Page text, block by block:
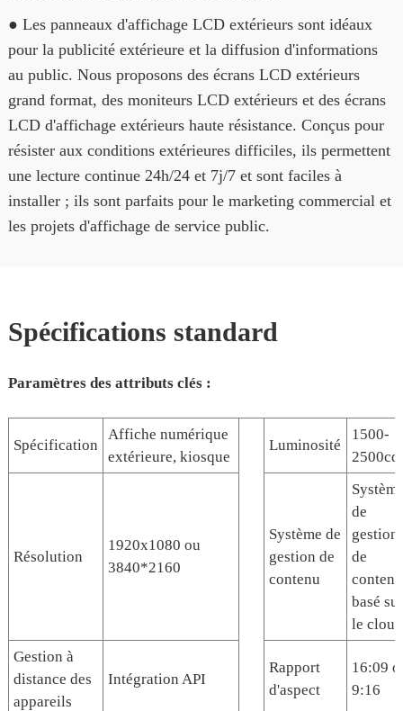
● Les panneaux d'affichage LCD extérieurs sont idéaux
pour la publicité extérieure et la diffusion d'informations
au public. Nous proposons des écrans LCD extérieurs
grand format, des moniteurs LCD extérieurs et des écrans
LCD d'affichage extérieurs haute résistance. Conçus pour
résister aux conditions extérieures difficiles, ils permettent
une lecture continue 24h/24 et 7j/7 et sont faciles à
installer ; ils sont parfaits pour le marketing commercial et
les projets d'affichage de service public.
Spécifications standard
Paramètres des attributs clés :
Spécification
Affiche numérique
extérieure, kiosque
Luminosité
1500-
2500cd
Résolution
1920x1080 ou
3840*2160
Système de
gestion de
contenu
de
gestion
de
contenu
basé sur
le cloud
Gestion à
distance des
appareils
Intégration API
Rapport
d'aspect
16:09
9:16